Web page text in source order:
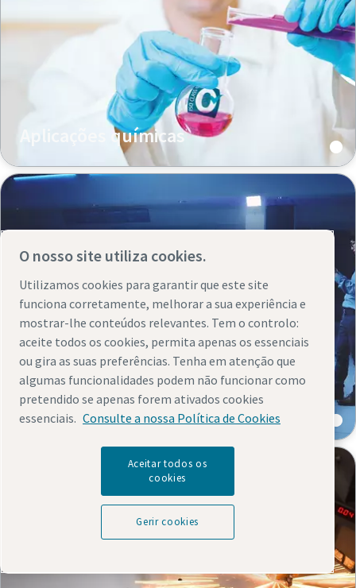
Aplicações químicas
Produção de baterias para
automóveis elétricos
O nosso site utiliza cookies.
Utilizamos cookies para garantir que este site
funciona corretamente, melhorar a sua experiência e
mostrar-lhe conteúdos relevantes. Tem o controlo:
aceite todos os cookies, permita apenas os essenciais
ou gira as suas preferências. Tenha em atenção que
algumas funcionalidades podem não funcionar como
pretendido se apenas forem ativados cookies
essenciais. Consulte a nossa Política de Cookies
Aceitar todos os
cookies
Gerir cookies